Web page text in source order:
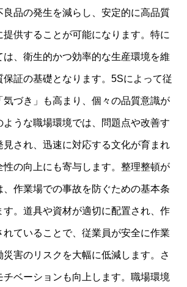
良品の発生を減らし、安定的に高品質
供することが可能になります。特に
は、衛生的かつ効率的な生産環境を維
保証の基礎となります。5Sによって従
気づき」も高まり、個々の品質意識が
ような職場環境では、問題点や改善す
見され、迅速に対応する文化が育まれ
性の向上にも寄与します。整理整頓が
、作業場での事故を防ぐための基本条
す。道具や資材が適切に配置され、作
れていることで、従業員が安全に作業
災害のリスクを大幅に低減します。さ
チベーションも向上します。職場環境
ライブラリー
プライバシーポリシー
お知らせ
よくある質問
お問い合わせ
その他のサービス